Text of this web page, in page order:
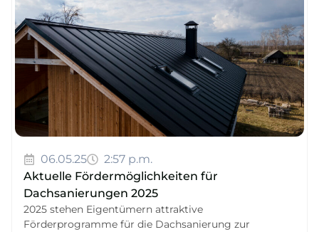
06.05.25
2:57 p.m.
Aktuelle Fördermöglichkeiten für
Dachsanierungen 2025
2025 stehen Eigentümern attraktive
Förderprogramme für die Dachsanierung zur